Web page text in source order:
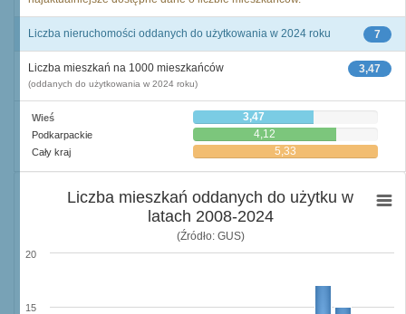
7
Liczba nieruchomości oddanych do użytkowania w 2024 roku
3,47
Liczba mieszkań na 1000 mieszkańców
(oddanych do użytkowania w 2024 roku)
Wieś 3,47
Podkarpackie 4,12
Cały kraj 5,33
Liczba mieszkań oddanych do użytku w
latach 2008-2024
(Źródło: GUS)
15
20